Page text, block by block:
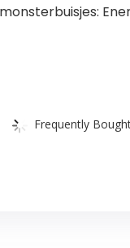
Frequently